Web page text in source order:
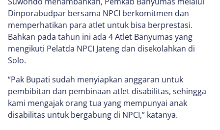
Dinporabudpar bersama NPCI berkomitmen dan
memperhatikan para atlet untuk bisa berprestasi.
Bahkan pada tahun ini ada 4 Atlet Banyumas yang
mengikuti Pelatda NPCI Jateng dan disekolahkan di
Solo.
“Pak Bupati sudah menyiapkan anggaran untuk
pembibitan dan pembinaan atlet disabilitas, sehingga
kami mengajak orang tua yang mempunyai anak
disabilitas untuk bergabung di NPCI,” katanya.